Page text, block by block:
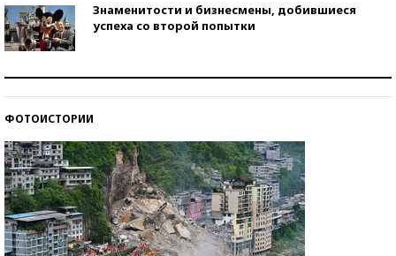
Знаменитости и бизнесмены, добившиеся
успеха со второй попытки
ФОТОИСТОРИИ